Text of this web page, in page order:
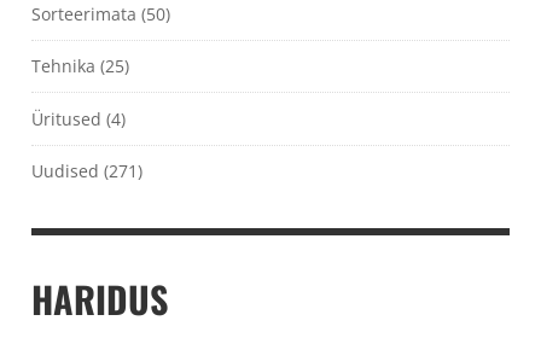
Sorteerimata (50)
Tehnika (25)
Üritused (4)
Uudised (271)
HARIDUS